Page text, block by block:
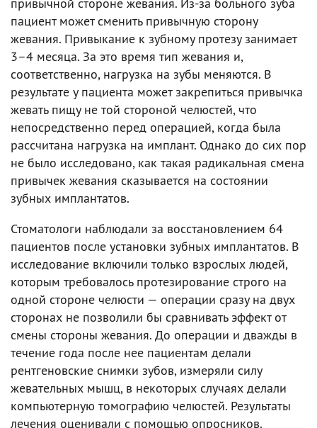
пациент может сменить привычную сторону
жевания. Привыкание к зубному протезу занимает
3–4 месяца. За это время тип жевания и,
соответственно, нагрузка на зубы меняются. В
результате у пациента может закрепиться привычка
жевать пищу не той стороной челюстей, что
непосредственно перед операцией, когда была
рассчитана нагрузка на имплант. Однако до сих пор
не было исследовано, как такая радикальная смена
привычек жевания сказывается на состоянии
зубных имплантатов.
Стоматологи наблюдали за восстановлением 64
пациентов после установки зубных имплантатов. В
исследование включили только взрослых людей,
которым требовалось протезирование строго на
одной стороне челюсти — операции сразу на двух
сторонах не позволили бы сравнивать эффект от
смены стороны жевания. До операции и дважды в
течение года после нее пациентам делали
рентгеновские снимки зубов, измеряли силу
жевательных мышц, в некоторых случаях делали
компьютерную томографию челюстей. Результаты
лечения оценивали с помощью опросников.